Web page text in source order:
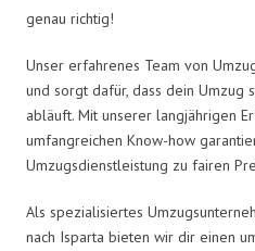
genau richtig!
Unser erfahrenes Team von
und sorgt dafür, dass dein Umzug
abläuft. Mit unserer langjährigen
umfangreichen Know-how
Umzugsdienstleistung zu fairen
Als spezialisiertes
nach Isparta bieten wir dir einen